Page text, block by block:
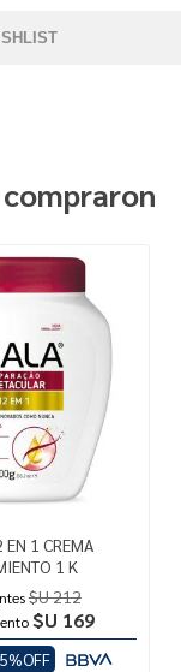
EN 1 CREMA
1 K
$U 212
$U 169